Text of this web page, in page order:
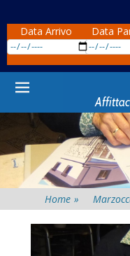
Data Arrivo
Data
Primary
Menu
Skip
to
Home »